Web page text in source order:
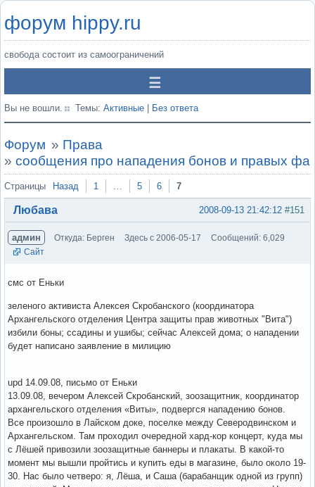
форум hippy.ru
свобода состоит из самоограничений
Вы не вошли. Темы: Активные Без ответа
Форум » Права
» сообщения про нападения бонов и правых
Страницы Назад 1 … 5 6 7
#151
2008-09-13 21:42:12
Любава
админ Откуда: Берген Здесь с 2006-05-17
Сообщений: 6,029
Сайт
смс от Еньки
зеленого активиста Алексея Скробанского (координатора
Архангельского отделения Центра защиты прав животных "Вита")
избили боны; ссадины и ушибы; сейчас Алексей дома; о нападении
будет написано заявление в милицию
upd 14.09.08, письмо от Еньки
13.09.08, вечером Алексей Скробанский, зоозащитник, координатор
архангельского отделения «Виты», подвергся нападению бонов.
Все произошло в Лайском доке, поселке между Северодвинском и
Архангельском. Там проходил очередной хард-кор концерт, куда мы
с Лёшей привозили зоозащитные баннеры и плакаты. В какой-то
момент мы вышли пройтись и купить еды в магазине, было около 19-
30. Нас было четверо: я, Лёша, и Саша (барабанщик одной из групп)